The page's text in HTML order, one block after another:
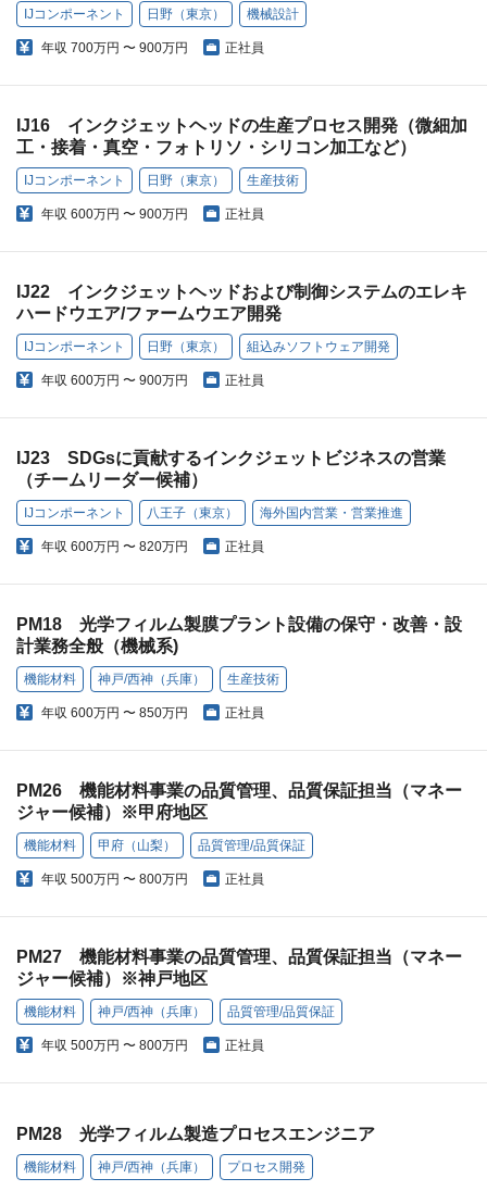
IJコンポーネント 日野（東京） 機械設計
年収 700万円 〜 900万円 正社員
IJ16 インクジェットヘッドの生産プロセス開発（微細加
工・接着・真空・フォトリソ・シリコン加工など）
IJコンポーネント 日野（東京） 生産技術
年収 600万円 〜 900万円 正社員
IJ22 インクジェットヘッドおよび制御システムのエレキ
ハードウエア/ファームウエア開発
IJコンポーネント 日野（東京） 組込みソフトウェア開発
年収 600万円 〜 900万円 正社員
IJ23 SDGsに貢献するインクジェットビジネスの営業
（チームリーダー候補）
IJコンポーネント 八王子（東京） 海外国内営業・営業推進
年収 600万円 〜 820万円 正社員
PM18 光学フィルム製膜プラント設備の保守・改善・設
計業務全般（機械系)
機能材料 神戸/西神（兵庫） 生産技術
年収 600万円 〜 850万円 正社員
PM26 機能材料事業の品質管理、品質保証担当（マネー
ジャー候補）※甲府地区
機能材料 甲府（山梨） 品質管理/品質保証
年収 500万円 〜 800万円 正社員
PM27 機能材料事業の品質管理、品質保証担当（マネー
ジャー候補）※神戸地区
機能材料 神戸/西神（兵庫） 品質管理/品質保証
年収 500万円 〜 800万円 正社員
PM28 光学フィルム製造プロセスエンジニア
機能材料 神戸/西神（兵庫） プロセス開発